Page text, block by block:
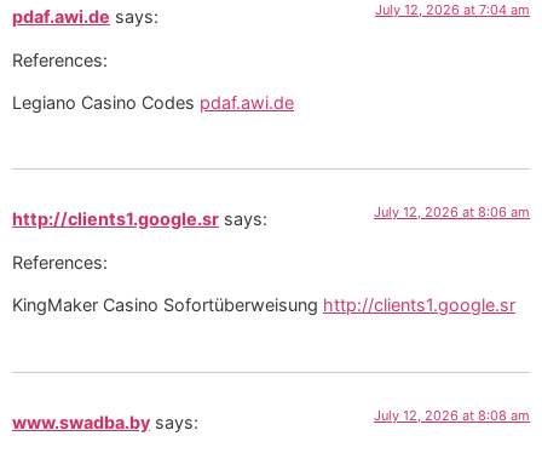
pdaf.awi.de says: July 12, 2026 at 7:04 am
References:
Legiano Casino Codes pdaf.awi.de
http://clients1.google.sr says: July 12, 2026 at 8:06 am
References:
KingMaker Casino Sofortüberweisung http://clients1.google.sr
www.swadba.by says: July 12, 2026 at 8:08 am